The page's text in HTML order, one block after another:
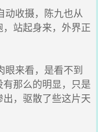
收摄，陈九也从
站起身来，外界正
来看，是看不到
那么的明显，只是
，驱散了些这片天